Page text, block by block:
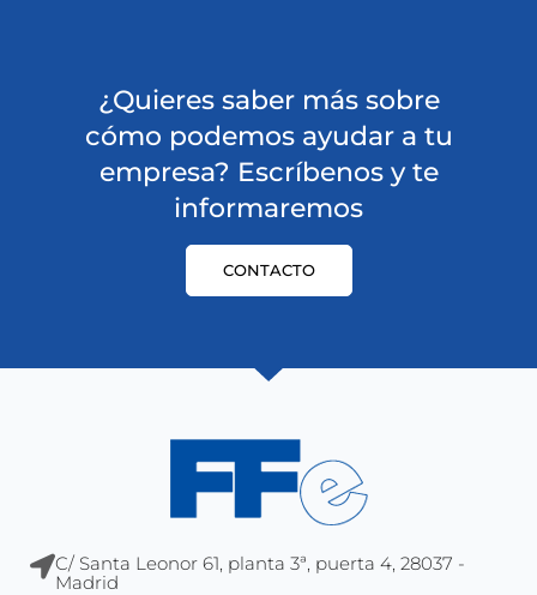
¿Quieres saber más sobre
cómo podemos ayudar a tu
empresa? Escríbenos y te
informaremos
CONTACTO
C/ Santa Leonor 61, planta 3ª, puerta 4, 28037 -
Madrid